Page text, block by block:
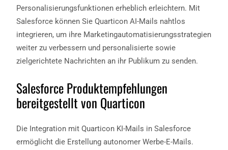
Personalisierungsfunktionen erheblich erleichtern. Mit
Salesforce können Sie Quarticon AI-Mails nahtlos
integrieren, um ihre Marketingautomatisierungsstrategien
weiter zu verbessern und personalisierte sowie
zielgerichtete Nachrichten an ihr Publikum zu senden.
Salesforce Produktempfehlungen
bereitgestellt von Quarticon
Die Integration mit Quarticon KI-Mails in Salesforce
ermöglicht die Erstellung autonomer Werbe-E-Mails.